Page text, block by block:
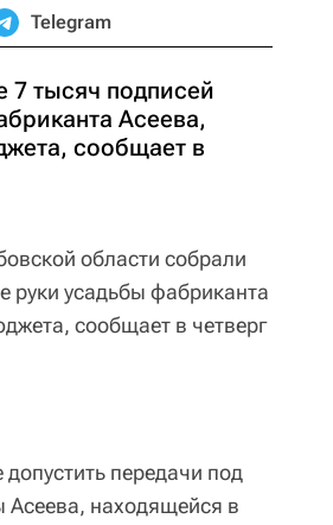
Telegram
7 тысяч подписей
Асеева,
сообщает в
области собрали
руки усадьбы фабриканта
сообщает в четверг
передачи под
Асеева, находящейся в